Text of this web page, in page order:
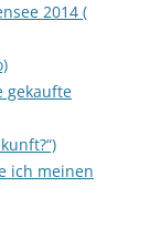
2014 (
gekaufte
ich meinen